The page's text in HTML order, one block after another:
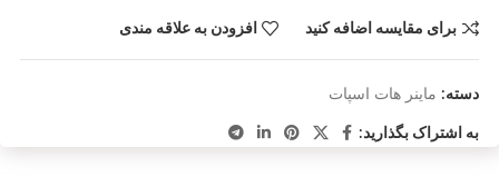
برای مقایسه اضافه کنید افزودن به علاقه مندی
دسته: ماینر هات اسپات
به اشتراک بگذارید: